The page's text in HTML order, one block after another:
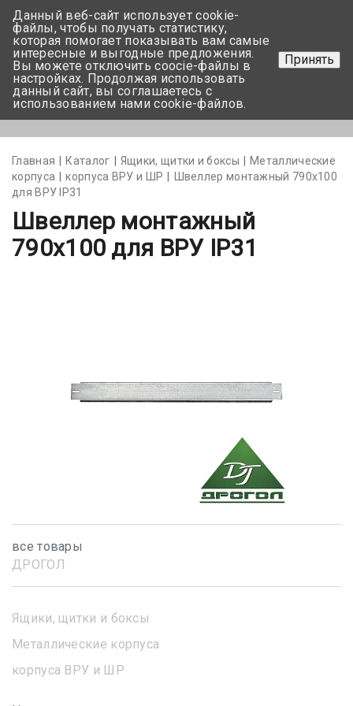
+375 17-350-99-56
+375 44-752-82-08
Задать вопрос
Главная Каталог Ящики, щитки и боксы
Металлические
корпуса
корпуса ВРУ и ШР
Швеллер монтажный 790х100
для ВРУ IP31
Швеллер монтажный
790х100 для ВРУ IP31
все товары
ДРОГОЛ
Ящики, щитки и боксы
Металлические корпуса
корпуса ВРУ и ШР
Данный веб-сайт использует cookie-
файлы, чтобы получать статистику,
которая помогает показывать вам самые
интересные и выгодные предложения.
Вы можете отключить coocie-файлы в
настройках. Продолжая использовать
данный сайт, вы соглашаетесь с
использованием нами cookie-файлов.
Принять